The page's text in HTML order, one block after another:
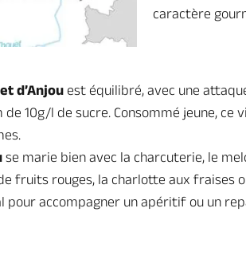
caractère
d’Anjou est équilibré, avec une
10g/l de sucre. Consommé jeune, ce
se marie bien avec la charcuterie, le
fruits rouges, la charlotte aux fraises
pour accompagner un apéritif ou un